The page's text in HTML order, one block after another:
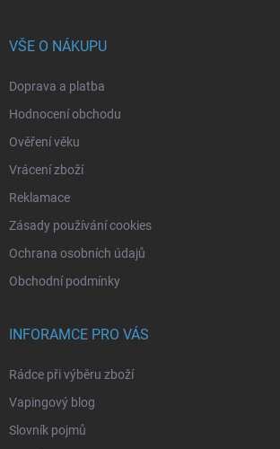
VŠE O NÁKUPU
Doprava a platba
Hodnocení obchodu
Ověření věku
Vrácení zboží
Reklamace
Zásady používání cookies
Ochrana osobních údajů
Obchodní podmínky
INFORAMCE PRO VÁS
Rádce při výběru zboží
Vapingový blog
Slovník pojmů